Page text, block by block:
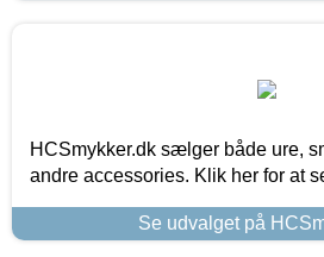
HCSmykker.dk sælger både ure,
andre accessories. Klik her for at
Se udvalget på